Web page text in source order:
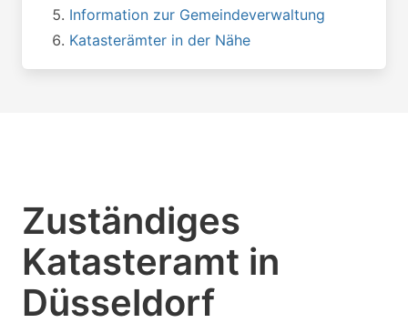
Information zur Gemeindeverwaltung
Katasterämter in der Nähe
Zuständiges
Katasteramt in
Düsseldorf